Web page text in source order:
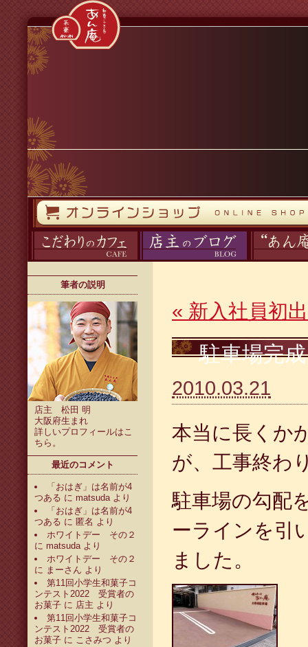
筆者の説明
店主 松田 明
大阪府生まれ
詳しいプロフィールはこ
ちら 。
最近のコメント
「おはぎ」は名前が4
つある に matsudaより
「おはぎ」は名前が4
つある に 匿名 より
ホワイトデー その２
に matsudaより
ホワイトデー その２
に まーさん より
第11回小学生和菓子コ
ンテスト2022 受賞者の
お菓子 に 店主 より
第11回小学生和菓子コ
ンテスト2022 受賞者の
お菓子 に こさみつ より
« 新入社員初
駐車場完成
2010.03.21
本当に長くか
が、工事終わ
駐車場の勾配
ーラインを引
ました。